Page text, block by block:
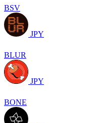
BSV
JPY
BLUR
JPY
BONE